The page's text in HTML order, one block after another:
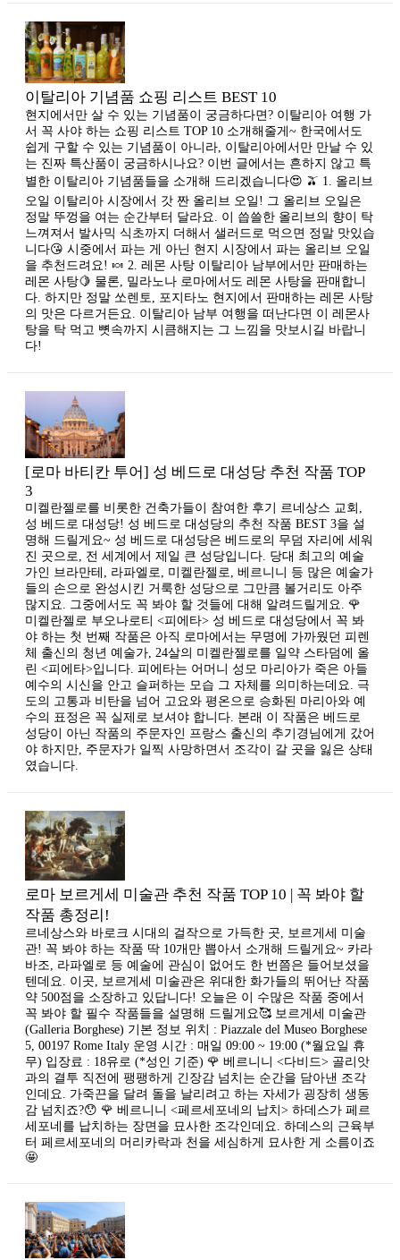
이탈리아 기념품 쇼핑 리스트 BEST 10
현지에서만 살 수 있는 기념품이 궁금하다면? 이탈리아 여행 가
서 꼭 사야 하는 쇼핑 리스트 TOP 10 소개해줄게~ 한국에서도
쉽게 구할 수 있는 기념품이 아니라, 이탈리아에서만 만날 수 있
는 진짜 특산품이 궁금하시나요? 이번 글에서는 흔하지 않고 특
별한 이탈리아 기념품들을 소개해 드리겠습니다😍 🫒 1. 올리브
오일 이탈리아 시장에서 갓 짠 올리브 오일! 그 올리브 오일은
정말 뚜껑을 여는 순간부터 달라요. 이 씁쓸한 올리브의 향이 탁
느껴져서 발사믹 식초까지 더해서 샐러드로 먹으면 정말 맛있습
니다😘 시중에서 파는 게 아닌 현지 시장에서 파는 올리브 오일
을 추천드려요! 🍬 2. 레몬 사탕 이탈리아 남부에서만 판매하는
레몬 사탕🍋 물론, 밀라노나 로마에서도 레몬 사탕을 판매합니
다. 하지만 정말 쏘렌토, 포지타노 현지에서 판매하는 레몬 사탕
의 맛은 다르거든요. 이탈리아 남부 여행을 떠난다면 이 레몬사
탕을 탁 먹고 뼛속까지 시큼해지는 그 느낌을 맛보시길 바랍니
다!
[로마 바티칸 투어] 성 베드로 대성당 추천 작품 TOP
3
미켈란젤로를 비롯한 건축가들이 참여한 후기 르네상스 교회,
성 베드로 대성당! 성 베드로 대성당의 추천 작품 BEST 3을 설
명해 드릴게요~ 성 베드로 대성당은 베드로의 무덤 자리에 세워
진 곳으로, 전 세계에서 제일 큰 성당입니다. 당대 최고의 예술
가인 브라만테, 라파엘로, 미켈란젤로, 베르니니 등 많은 예술가
들의 손으로 완성시킨 거룩한 성당으로 그만큼 볼거리도 아주
많지요. 그중에서도 꼭 봐야 할 것들에 대해 알려드릴게요. 🌹
미켈란젤로 부오나로티 <피에타> 성 베드로 대성당에서 꼭 봐
야 하는 첫 번째 작품은 아직 로마에서는 무명에 가까웠던 피렌
체 출신의 청년 예술가, 24살의 미켈란젤로를 일약 스타덤에 올
린 <피에타>입니다. 피에타는 어머니 성모 마리아가 죽은 아들
예수의 시신을 안고 슬퍼하는 모습 그 자체를 의미하는데요. 극
도의 고통과 비탄을 넘어 고요와 평온으로 승화된 마리아와 예
수의 표정은 꼭 실제로 보셔야 합니다. ​본래 이 작품은 베드로
성당이 아닌 작품의 주문자인 프랑스 출신의 추기경님에게 갔어
야 하지만, 주문자가 일찍 사망하면서 조각이 갈 곳을 잃은 상태
였습니다.
로마 보르게세 미술관 추천 작품 TOP 10 | 꼭 봐야 할
작품 총정리!
르네상스와 바로크 시대의 걸작으로 가득한 곳, 보르게세 미술
관! 꼭 봐야 하는 작품 딱 10개만 뽑아서 소개해 드릴게요~ 카라
바조, 라파엘로 등 예술에 관심이 없어도 한 번쯤은 들어보셨을
텐데요. 이곳, 보르게세 미술관은 위대한 화가들의 뛰어난 작품
약 500점을 소장하고 있답니다! 오늘은 이 수많은 작품 중에서
꼭 봐야 할 필수 작품들을 설명해 드릴게요🥰 보르게세 미술관
(Galleria Borghese) 기본 정보 위치 : Piazzale del Museo Borghese
5, 00197 Rome Italy 운영 시간 : 매일 09:00 ~ 19:00 (*월요일 휴
무) 입장료 : 18유로 (*성인 기준) 🌹 베르니니 <다비드> 골리앗
과의 결투 직전에 팽팽하게 긴장감 넘치는 순간을 담아낸 조각
인데요. 가죽끈을 달려 돌을 날리려고 하는 자세가 굉장히 생동
감 넘치죠?😯 🌹 베르니니 <페르세포네의 납치> 하데스가 페르
세포네를 납치하는 장면을 묘사한 조각인데요. 하데스의 근육부
터 페르세포네의 머리카락과 천을 세심하게 묘사한 게 소름이죠
🤩